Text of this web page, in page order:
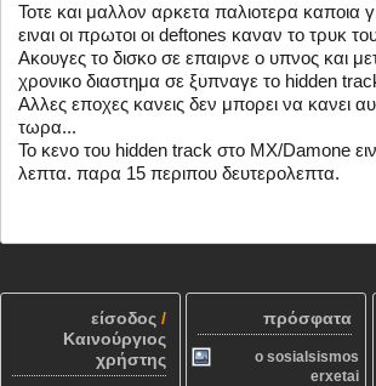
Τοτε και μαλλον αρκετα παλιοτερα καποια
ειναι οι πρωτοι οι deftones καναν το τρυκ
Ακουγες το δισκο σε επαιρνε ο υπνος και
χρονικο διαστημα σε ξυπναγε το hidden
Αλλες εποχες κανεις δεν μπορει να κανει
τωρα...
Το κενο του hidden track στο MX/Damone
λεπτα. παρα 15 περιπου δευτερολεπτα.
είσοδος/
Καινούργιος
χρήστης
πρόσφατα
o sosialsismos
erxetai